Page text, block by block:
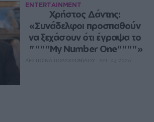
ENTERTAINMENT
Χρήστος Δάντης:
«Συνάδελφοι προσπαθούν
να ξεχάσουν ότι έγραψα το
""""My Number One""""»